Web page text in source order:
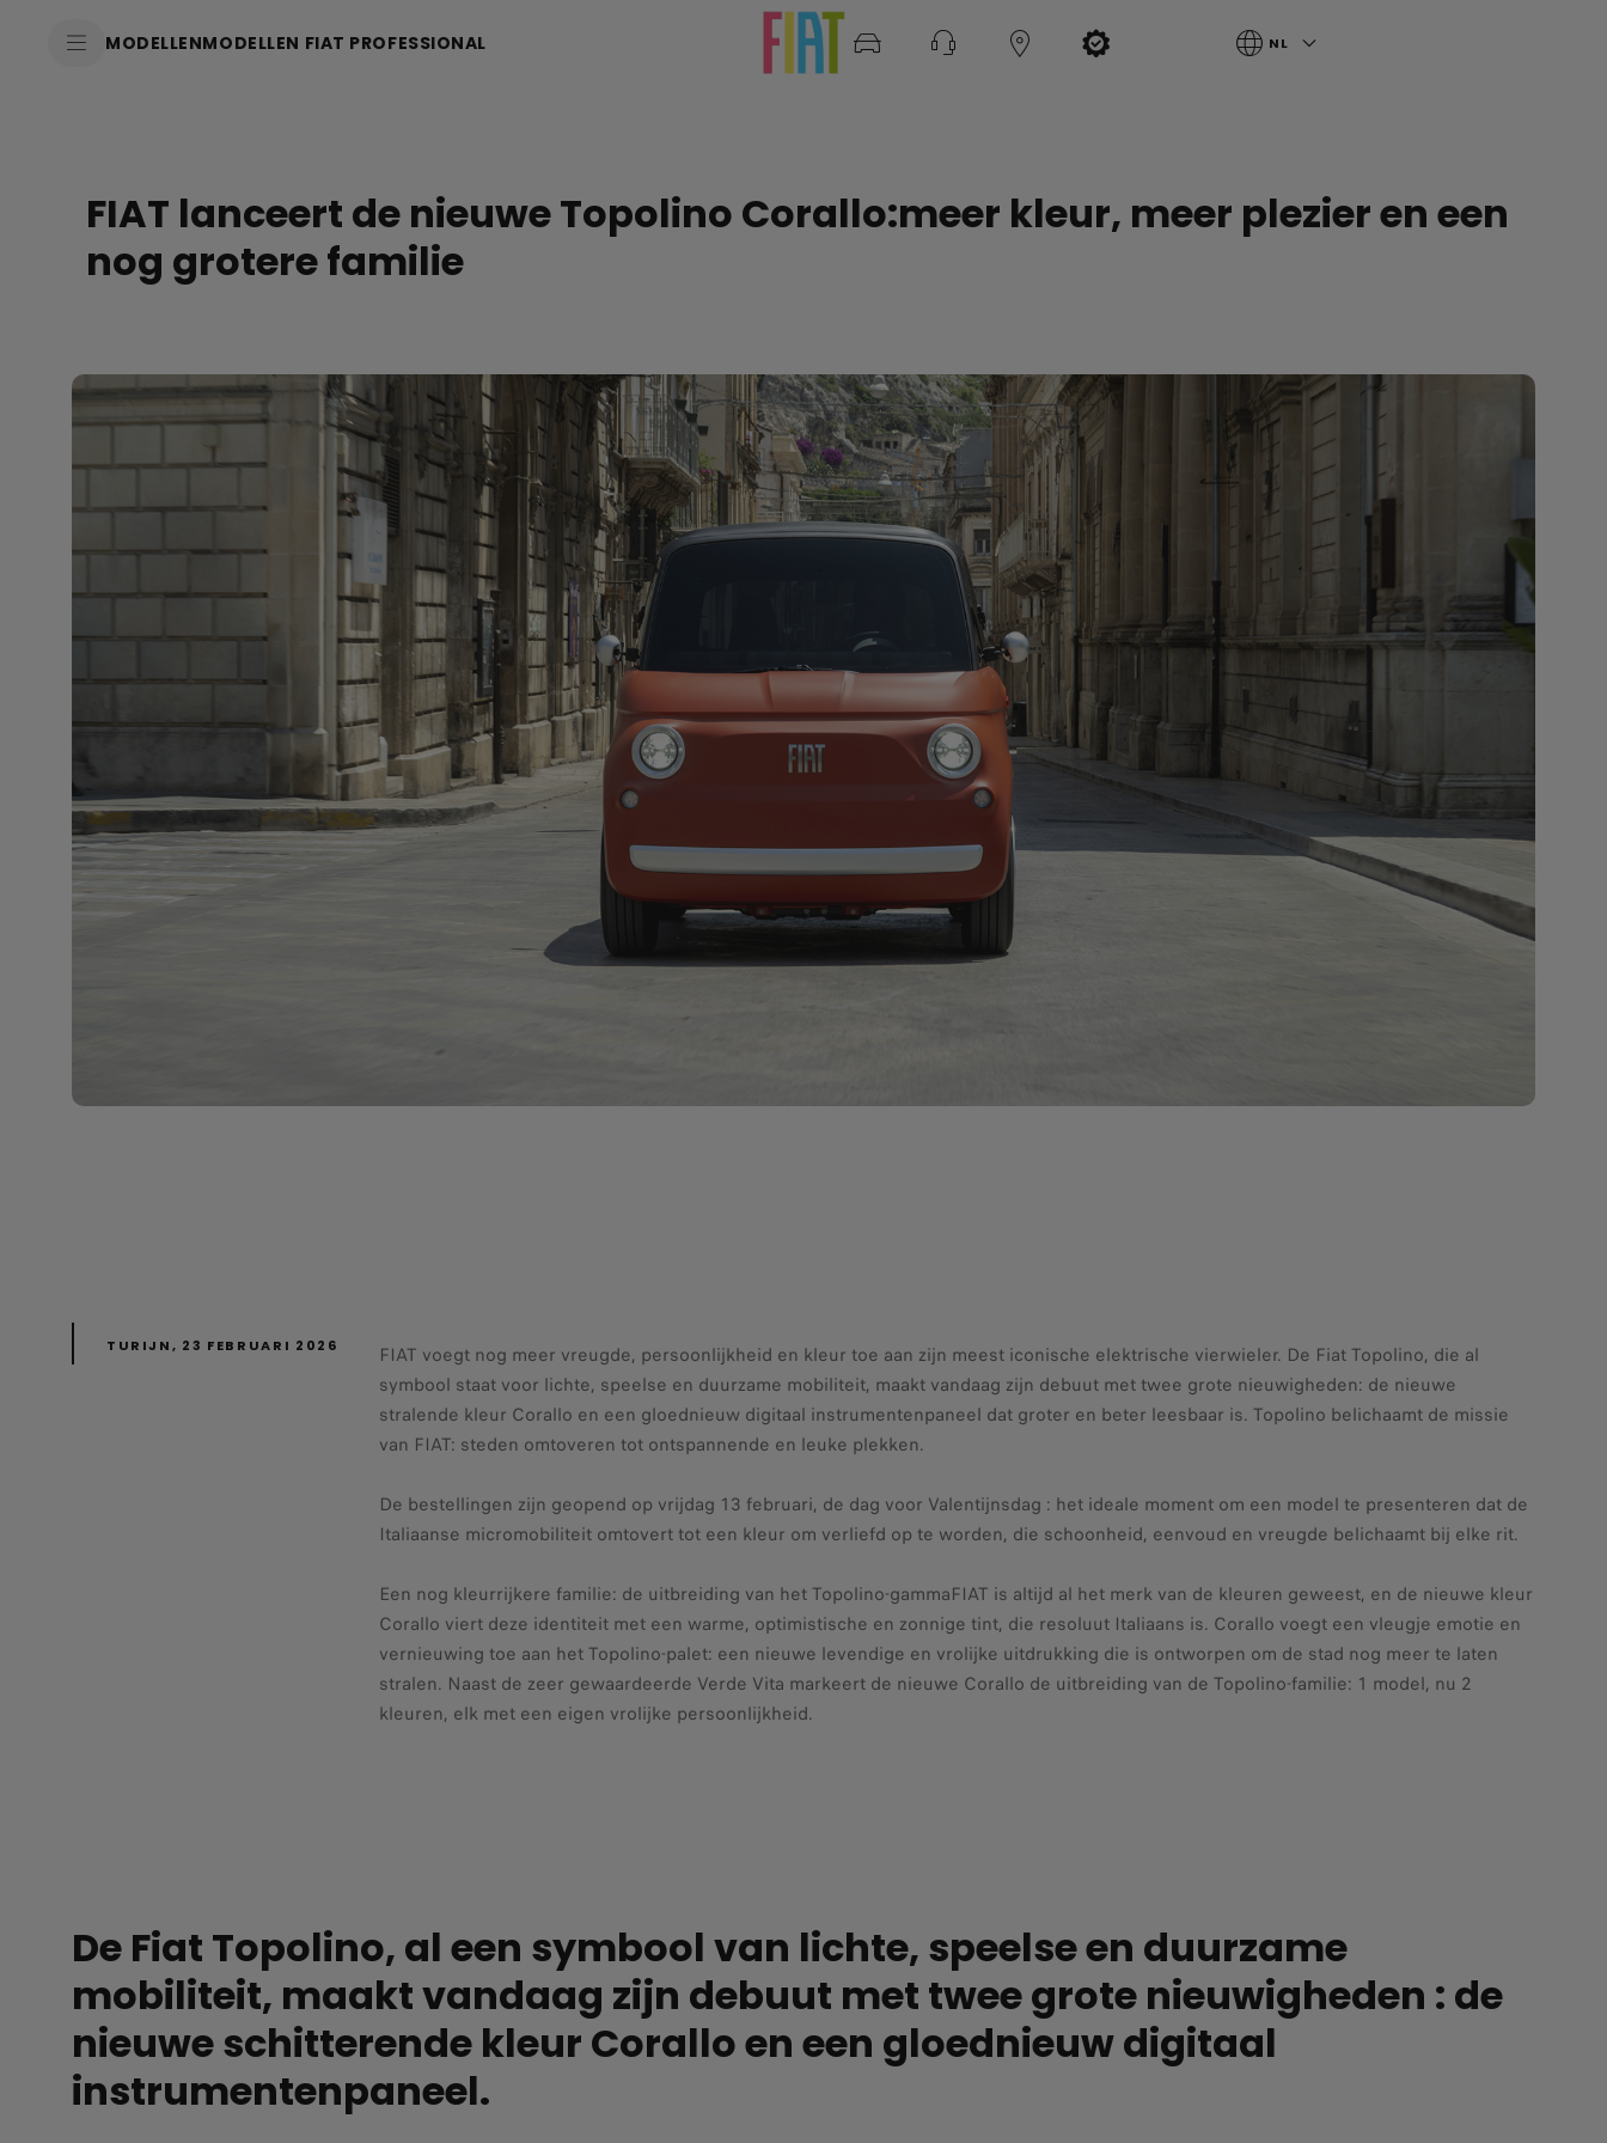
MODELLENMODELLEN FIAT PROFESSIONAL NL
FIAT lanceert de nieuwe Topolino Corallo:meer kleur, meer plezier en een
nog grotere familie
TURIJN, 23 FEBRUARI 2026
FIAT voegt nog meer vreugde, persoonlijkheid en kleur toe aan zijn meest iconische elektrische vierwieler. De Fiat Topolino, die al
symbool staat voor lichte, speelse en duurzame mobiliteit, maakt vandaag zijn debuut met twee grote nieuwigheden: de nieuwe
stralende kleur Corallo en een gloednieuw digitaal instrumentenpaneel dat groter en beter leesbaar is. Topolino belichaamt de missie
van FIAT: steden omtoveren tot ontspannende en leuke plekken.
De bestellingen zijn geopend op vrijdag 13 februari, de dag voor Valentijnsdag : het ideale moment om een model te presenteren dat de
Italiaanse micromobiliteit omtovert tot een kleur om verliefd op te worden, die schoonheid, eenvoud en vreugde belichaamt bij elke rit.
Een nog kleurrijkere familie: de uitbreiding van het Topolino-gammaFIAT is altijd al het merk van de kleuren geweest, en de nieuwe kleur
Corallo viert deze identiteit met een warme, optimistische en zonnige tint, die resoluut Italiaans is. Corallo voegt een vleugje emotie en
vernieuwing toe aan het Topolino-palet: een nieuwe levendige en vrolijke uitdrukking die is ontworpen om de stad nog meer te laten
stralen. Naast de zeer gewaardeerde Verde Vita markeert de nieuwe Corallo de uitbreiding van de Topolino-familie: 1 model, nu 2
kleuren, elk met een eigen vrolijke persoonlijkheid.
De Fiat Topolino, al een symbool van lichte, speelse en duurzame
mobiliteit, maakt vandaag zijn debuut met twee grote nieuwigheden : de
nieuwe schitterende kleur Corallo en een gloednieuw digitaal
instrumentenpaneel.